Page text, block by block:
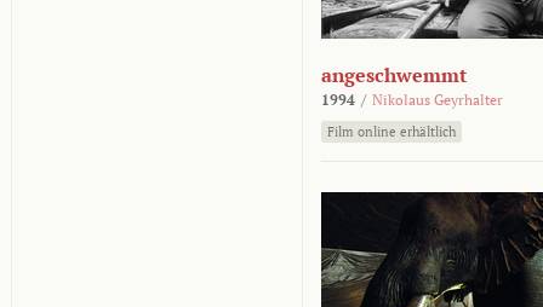
angeschwemmt
1994 / Nikolaus Geyrhalter
Film online erhältlich